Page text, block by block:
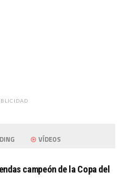
VÍDEOS
campeón de la Copa del